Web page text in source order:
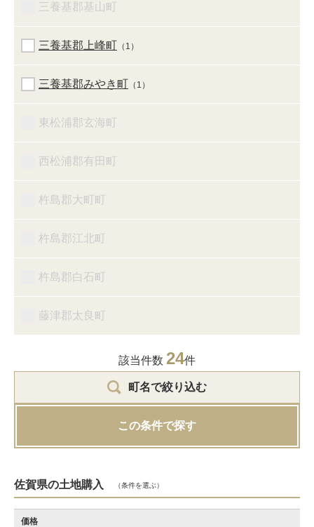
三養基郡基山町
三養基郡上峰町 （1）
三養基郡みやき町 （1）
東松浦郡玄海町
西松浦郡有田町
杵島郡大町町
杵島郡江北町
杵島郡白石町
藤津郡太良町
該当件数 24件
町名で絞り込む
この条件で探す
佐賀県の土地購入 （条件を選ぶ）
価格